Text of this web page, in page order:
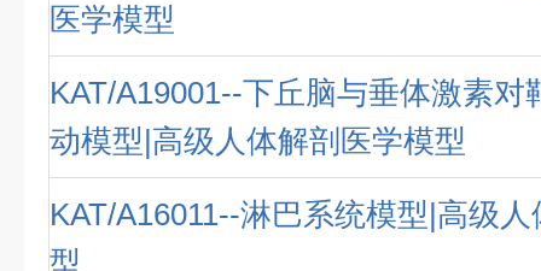
医学模型
KAT/A19001--下丘脑与垂体激素对
动模型|高级人体解剖医学模型
KAT/A16011--淋巴系统模型|高级
型